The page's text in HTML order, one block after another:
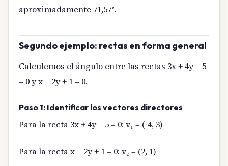
aproximadamente 71,57°.
Segundo ejemplo: rectas en forma general
Calculemos el ángulo entre las rectas 3x + 4y – 5
= 0 y x – 2y + 1 = 0.
Paso 1: Identificar los vectores directores
Para la recta 3x + 4y – 5 = 0: v₁ = (-4, 3)
Para la recta x – 2y + 1 = 0: v₂ = (2, 1)